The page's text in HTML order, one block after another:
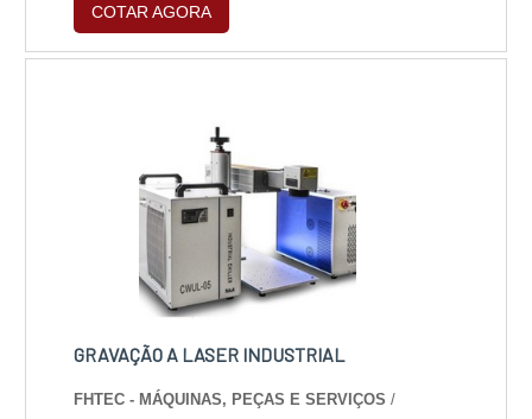
refletivos, transformando projetos complexos
em componentes reais com precisão, rapidez
COTAR AGORA
GRAVAÇÃO A LASER INDUSTRIAL
FHTEC - MÁQUINAS, PEÇAS E SERVIÇOS /